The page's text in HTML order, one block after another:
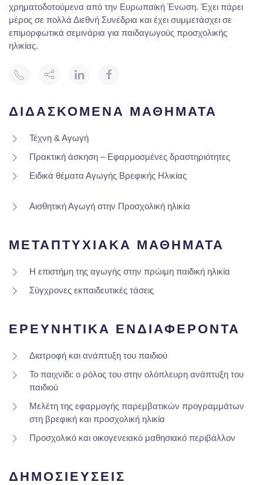
χρηματοδοτούμενα από την Ευρωπαϊκή Ένωση. Έχει πάρει
μέρος σε πολλά Διεθνή Συνέδρια και έχει συμμετάσχει σε
επιμορφωτικά σεμινάρια για παιδαγωγούς προσχολικής
ηλικίας.
ΔΙΔΑΣΚΟΜΕΝΑ ΜΑΘΗΜΑΤΑ
Τέχνη & Αγωγή
Πρακτική άσκηση – Εφαρμοσμένες δραστηριότητες
Ειδικά θέματα Αγωγής Βρεφικής Ηλικίας
Αισθητική Αγωγή στην Προσχολική ηλικία
ΜΕΤΑΠΤΥΧΙΑΚΑ ΜΑΘΗΜΑΤΑ
Η επιστήμη της αγωγής στην πρώιμη παιδική ηλικία
Σύγχρονες εκπαιδευτικές τάσεις
ΕΡΕΥΝΗΤΙΚΑ ΕΝΔΙΑΦΕΡΟΝΤΑ
Διατροφή και ανάπτυξη του παιδιού
Το παιχνίδι: ο ρόλος του στην ολόπλευρη ανάπτυξη του
παιδιού
Μελέτη της εφαρμογής παρεμβατικών προγραμμάτων
στη βρεφική και προσχολική ηλικία
Προσχολικό και οικογενειακό μαθησιακό περιβάλλον
ΔΗΜΟΣΙΕΥΣΕΙΣ